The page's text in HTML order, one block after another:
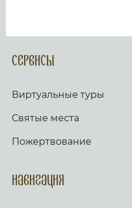
Сервисы
Виртуальные туры
Святые места
Пожертвование
Навигация